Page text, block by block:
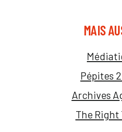
MAIS
Pépites
Archives
The Right